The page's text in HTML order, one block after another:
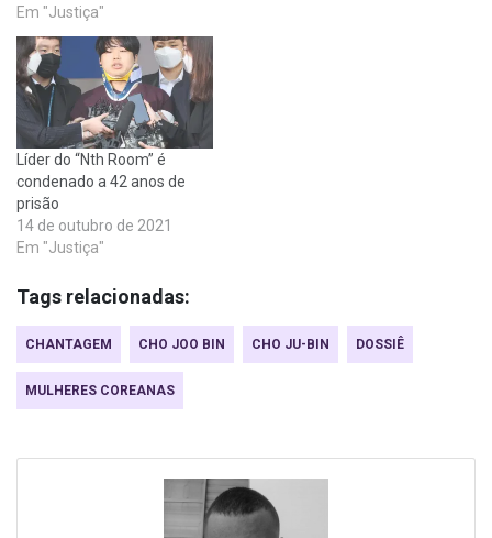
Em "Justiça"
Líder do “Nth Room” é
condenado a 42 anos de
prisão
14 de outubro de 2021
Em "Justiça"
Tags relacionadas:
CHANTAGEM CHO JOO BIN CHO JU-BIN DOSSIÊ
MULHERES COREANAS